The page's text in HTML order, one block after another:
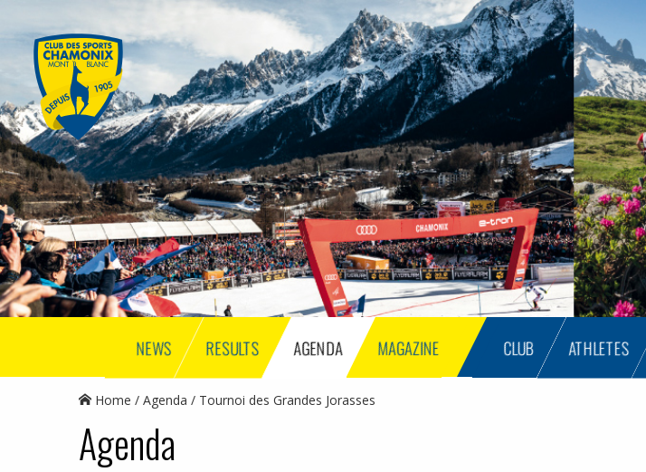
MAGAZINE
AGENDA
RESULTS
NEWS CLUB ATHLETES
Home Agenda Tournoi des Grandes Jorasses
Agenda